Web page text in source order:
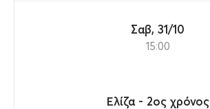
Σαβ, 31/10
15:00
Ελίζα - 2ος χρόνος